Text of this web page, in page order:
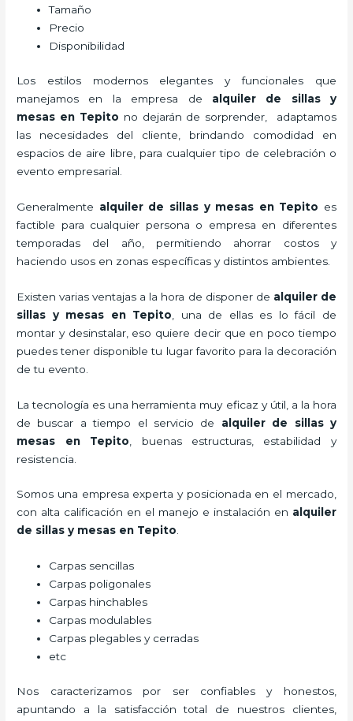
Tamaño
Precio
Disponibilidad
Los estilos modernos elegantes y funcionales que
manejamos en la empresa de alquiler de sillas y
mesas en Tepito no dejarán de sorprender, adaptamos
las necesidades del cliente, brindando comodidad en
espacios de aire libre, para cualquier tipo de celebración o
evento empresarial.
Generalmente alquiler de sillas y mesas en Tepito es
factible para cualquier persona o empresa en diferentes
temporadas del año, permitiendo ahorrar costos y
haciendo usos en zonas específicas y distintos ambientes.
Existen varias ventajas a la hora de disponer de alquiler de
sillas y mesas en Tepito , una de ellas es lo fácil de
montar y desinstalar, eso quiere decir que en poco tiempo
puedes tener disponible tu lugar favorito para la decoración
de tu evento.
La tecnología es una herramienta muy eficaz y útil, a la hora
de buscar a tiempo el servicio de alquiler de sillas y
mesas en Tepito , buenas estructuras, estabilidad y
resistencia.
Somos una empresa experta y posicionada en el mercado,
con alta calificación en el manejo e instalación en alquiler
de sillas y mesas en Tepito.
Carpas sencillas
Carpas poligonales
Carpas hinchables
Carpas modulables
Carpas plegables y cerradas
etc
Nos caracterizamos por ser confiables y honestos,
apuntando a la satisfacción total de nuestros clientes,